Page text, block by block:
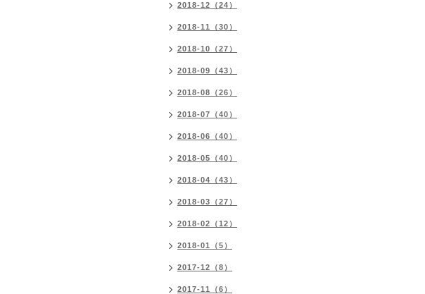
2018-12（24）
2018-11（30）
2018-10（27）
2018-09（43）
2018-08（26）
2018-07（40）
2018-06（40）
2018-05（40）
2018-04（43）
2018-03（27）
2018-02（12）
2018-01（5）
2017-12（8）
2017-11（6）